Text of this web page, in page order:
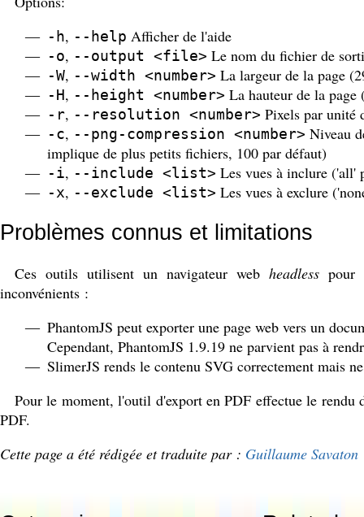
-h, --help Afficher de l'aide
-o, --output <file> Le nom du fichier de
-W, --width <number> La largeur de la page
-H, --height <number> La hauteur de la page
-r, --resolution <number> Pixels par unité
-c, --png-compression <number> Niveau
implique de plus petits fichiers, 100 par défaut)
-i, --include <list> Les vues à inclure ('all'
-x, --exclude <list> Les vues à exclure
Problèmes connus et limitations
Ces outils utilisent un navigateur web headlesspour
inconvénients :
PhantomJS peut exporter une page web vers un
Cependant, PhantomJS 1.9.19 ne parvient pas à
SlimerJS rends le contenu SVG correctement mais
Pour le moment, l'outil d'export en PDF effectue le rendu
PDF.
Cette page a été rédigée et traduite par : Guillaume Savaton